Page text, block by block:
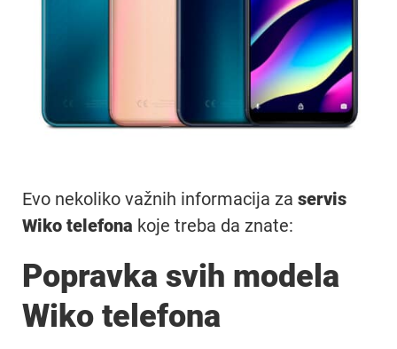
Evo nekoliko važnih informacija za servis
Wiko telefona koje treba da znate:
Popravka svih modela
Wiko telefona